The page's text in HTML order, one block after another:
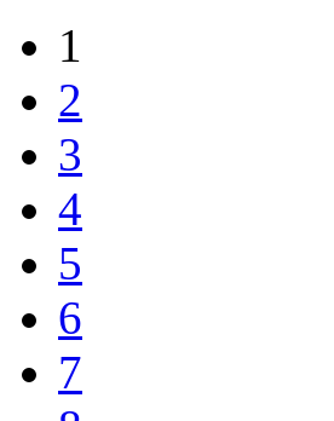
1
2
3
4
5
6
7